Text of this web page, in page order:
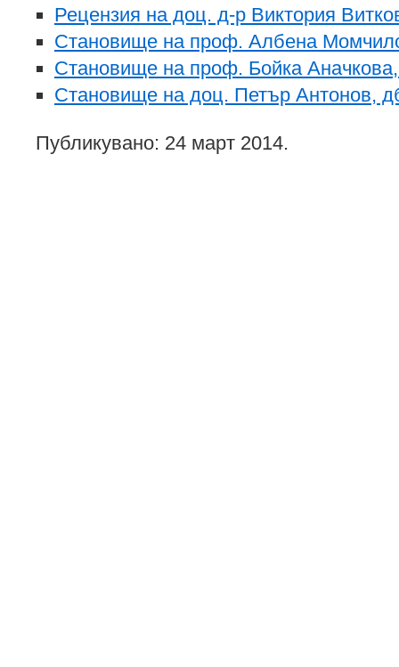
Рецензия на доц. д-р Виктория
Становище на проф. Албена
Становище на проф. Бойка
Становище на доц. Петър Антонов,
Публикувано: 24 март 2014.